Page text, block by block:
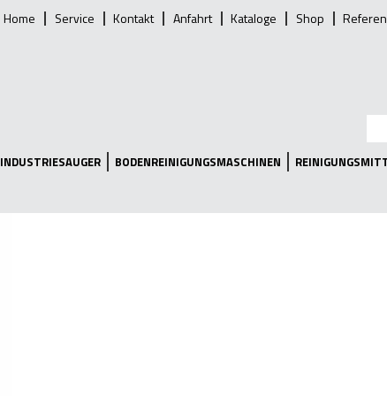
Home Service Kontakt Anfahrt Kataloge Shop
INDUSTRIESAUGER BODENREINIGUNGSMASCHINEN